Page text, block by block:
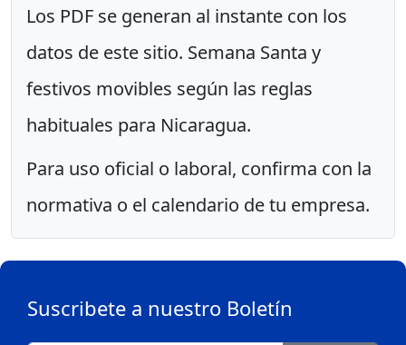
Los PDF se generan al instante con los
datos de este sitio. Semana Santa y
festivos movibles según las reglas
habituales para Nicaragua.
Para uso oficial o laboral, confirma con la
normativa o el calendario de tu empresa.
Suscribete a nuestro Boletín